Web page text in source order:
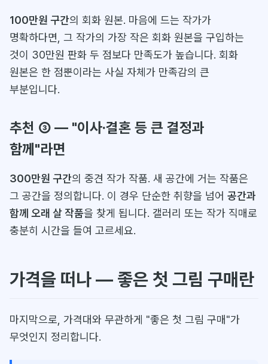
100만원 구간의 회화 원본. 마음에 드는 작가가
명확하다면, 그 작가의 가장 작은 회화 원본을 구입하는
것이 30만원 판화 두 점보다 만족도가 높습니다. 회화
원본은 한 점뿐이라는 사실 자체가 만족감의 큰
부분입니다.
추천 ③ — "이사·결혼 등 큰 결정과
함께"라면
300만원 구간의 중견 작가 작품. 새 공간에 거는 작품은
그 공간을 정의합니다. 이 경우 단순한 취향을 넘어 공간과
함께 오래 살 작품을 찾게 됩니다. 갤러리 또는 작가 직매로
충분히 시간을 들여 고르세요.
가격을 떠나 — 좋은 첫 그림 구매란
마지막으로, 가격대와 무관하게 "좋은 첫 그림 구매"가
무엇인지 정리합니다.